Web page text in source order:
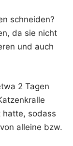
schneiden?
da sie nicht
und auch
2 Tagen
hatte, sodass
alleine bzw.